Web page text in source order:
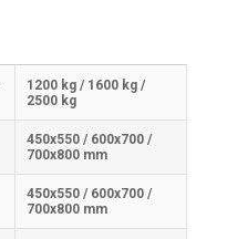
1200 kg / 1600 kg /
2500 kg
450x550 / 600x700 /
700x800 mm
450x550 / 600x700 /
700x800 mm